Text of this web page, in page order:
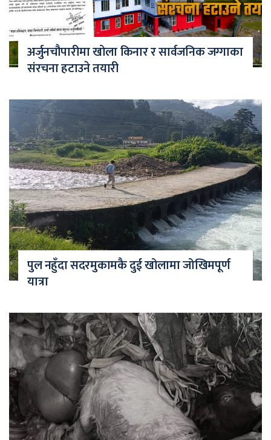
अर्जुनचौपारीमा खोला किनार र सार्वजनिक जग्गाका
संरचना हटाउने तयारी
पुल नहुँदा सदरमुकामकै दुई खोलामा जोखिमपूर्ण
यात्रा